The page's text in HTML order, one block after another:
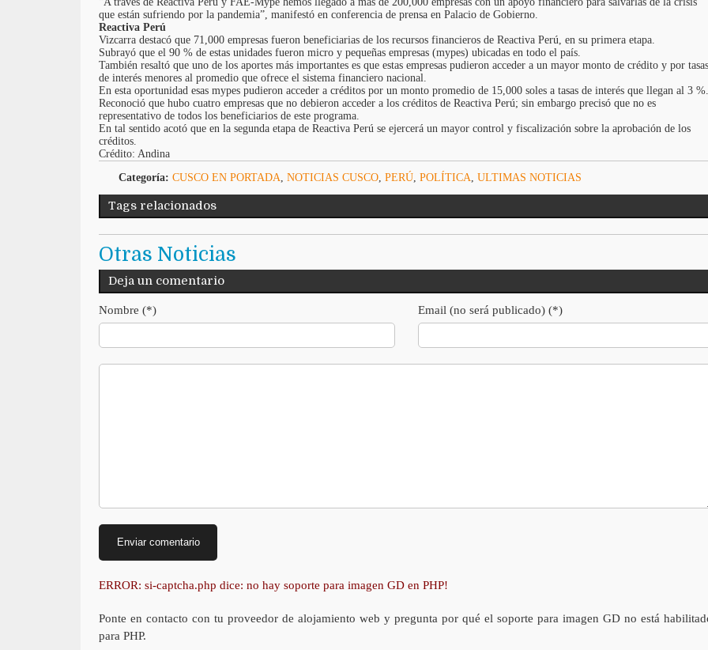
que están sufriendo por la pandemia”, manifestó en conferencia de prensa en Palacio de Gobierno.
Reactiva Perú
Vizcarra destacó que 71,000 empresas fueron beneficiarias de los recursos financieros de Reactiva Perú, en su primera etapa.
Subrayó que el 90 % de estas unidades fueron micro y pequeñas empresas (mypes) ubicadas en todo el país.
También resaltó que uno de los aportes más importantes es que estas empresas pudieron acceder a un mayor monto de crédito y por tasas
de interés menores al promedio que ofrece el sistema financiero nacional.
En esta oportunidad esas mypes pudieron acceder a créditos por un monto promedio de 15,000 soles a tasas de interés que llegan al 3 %.
Reconoció que hubo cuatro empresas que no debieron acceder a los créditos de Reactiva Perú; sin embargo precisó que no es
representativo de todos los beneficiarios de este programa.
En tal sentido acotó que en la segunda etapa de Reactiva Perú se ejercerá un mayor control y fiscalización sobre la aprobación de los
créditos.
Crédito: Andina
Categoría: CUSCO EN PORTADA NOTICIAS CUSCO, PERÚ, POLÍTICA ULTIMAS NOTICIAS
Tags relacionados
Otras Noticias
Deja un comentario
Nombre (*) Email (no será publicado) (*)
ERROR: si-captcha.php dice: no hay soporte para imagen GD en PHP!
Ponte en contacto con tu proveedor de alojamiento web y pregunta por qué el soporte para imagen GD no está
para PHP.